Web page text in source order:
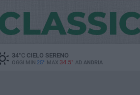
34°CCIELO SERENO
OGGI MIN 25° MAX 34.5° AD ANDRIA